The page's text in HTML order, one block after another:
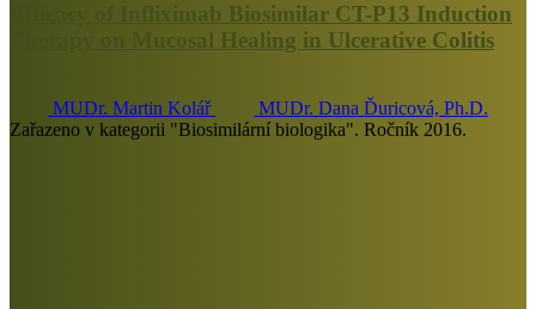
Efficacy of Infliximab Biosimilar CT-P13 Induction
Therapy on Mucosal Healing in Ulcerative Colitis
MUDr. Martin Kolář
MUDr. Dana Ďuricová, Ph.D.
Zařazeno v kategorii "Biosimilární biologika". Ročník 2016.